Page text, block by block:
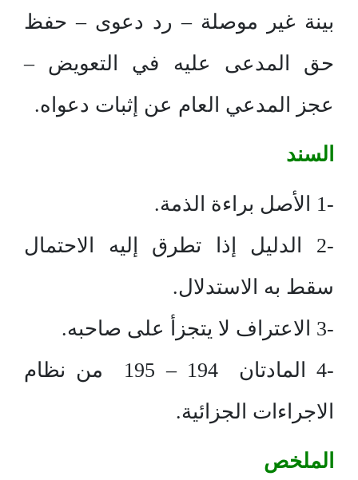
بينة غير موصلة – رد دعوى – حفظ
حق المدعى عليه في التعويض –
عجز المدعي العام عن إثبات دعواه.
السند
-1 الأصل براءة الذمة.
-2 الدليل إذا تطرق إليه الاحتمال
سقط به الاستدلال.
-3 الاعتراف لا يتجزأ على صاحبه.
-4 المادتان 194 – 195 من نظام
الاجراءات الجزائية.
الملخص